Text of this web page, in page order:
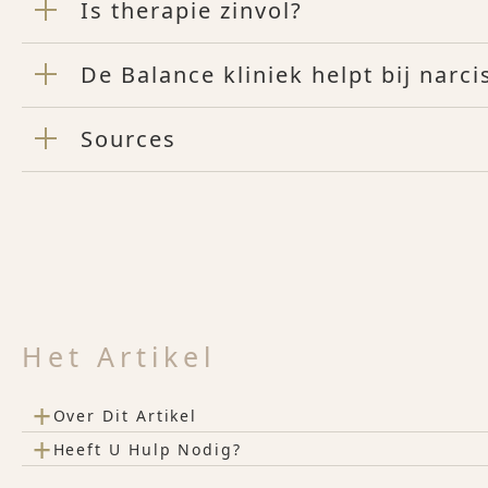
Is therapie zinvol?
De Balance kliniek helpt bij
Sources
Het Artikel
+ Over Dit Artikel
+ Heeft U Hulp Nodig?